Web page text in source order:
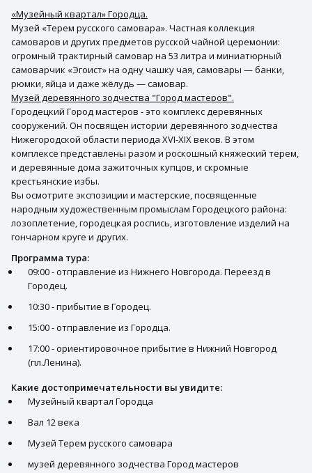
«Музейный квартал» Городца.
Музей «Терем русского самовара». Частная коллекция
самоваров и других предметов русской чайной церемонии:
огромный трактирный самовар на 53 литра и миниатюрный
самоварчик «Эгоист» на одну чашку чая, самовары — банки,
рюмки, яйца и даже жёлудь — самовар.
Музей деревянного зодчества "Город мастеров".
Городецкий Город мастеров - это комплекс деревянных
сооружений. Он посвящен истории деревянного зодчества
Нижегородской области периода XVI-XIX веков. В этом
комплексе представлены разом и роскошный княжеский терем,
и деревянные дома зажиточных купцов, и скромные
крестьянские избы.
Вы осмотрите экспозиции и мастерские, посвященные
народным художественным промыслам Городецкого района:
лозоплетение, городецкая роспись, изготовление изделий на
гончарном круге и других.
Программа тура:
09:00 - отправление из Нижнего Новгорода. Переезд в
Городец.
10:30 - прибытие в Городец.
15:00 - отправление из Городца.
17:00 - ориентировочное прибытие в Нижний Новгород
(пл.Ленина).
Какие достопримечательности вы увидите:
Музейный квартал Городца
Вал 12 века
Музей Терем русского самовара
музей деревянного зодчества Город мастеров